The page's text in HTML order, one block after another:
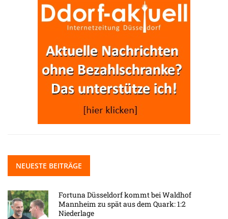
NEUESTE BEITRÄGE
Fortuna Düsseldorf kommt bei Waldhof
Mannheim zu spät aus dem Quark: 1:2
Niederlage